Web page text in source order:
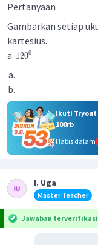
Pertanyaan
Gambarkan setiap
kartesius.
a. 1200
Ikuti Tryout
100rb
Habis dalam
I. Uga
Master Teacher
Jawaban terverifikasi